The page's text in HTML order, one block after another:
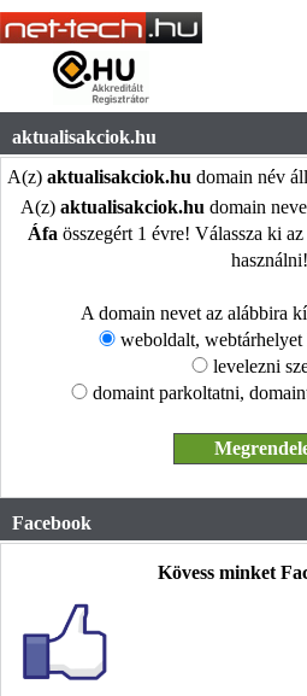
aktualisakciok.hu
A(z) aktualisakciok.hu domain név
A(z) aktualisakciok.hu domain
Áfa összegért 1 évre! Válassza ki
használni!
A domain nevet az alábbira
weboldalt,
levelezni
domaint parkoltatni,
Facebook
Kövess minket